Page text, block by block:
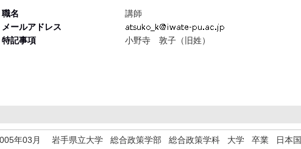
職名
講師
メールアドレス
特記事項
小野寺 敦子（旧姓）
年03月
岩手県立大学 総合政策学部 総合政策学科 大学 卒業 日本国